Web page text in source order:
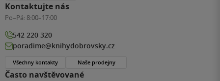
Často navštěvované
Kontaktujte nás
Po–Pá: 8:00–17:00
542 220 320
poradime@knihydobrovsky.cz
Všechny kontakty Naše prodejny